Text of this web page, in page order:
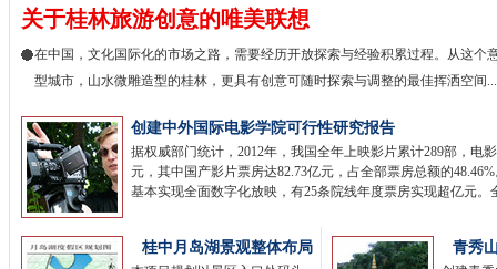
关于桂林旅游创意的唯美联想
在中国，文化国际化的市场之路，需要经历开放探索与经验积累过程。从这个
型城市，山水微雕造型的桂林，更具有创意可随时探索与调整的最佳挥洒空间
创建中外国际电影学院可行性研究报告
据权威部门统计，2012年，我国全年上映影片累计289部，电
元，其中国产影片票房达82.73亿元，占全部票房总额的
基本实现全面数字化放映，有25条院线年度票房实现超亿元。
桂中月岛湖景观整体布局 青秀